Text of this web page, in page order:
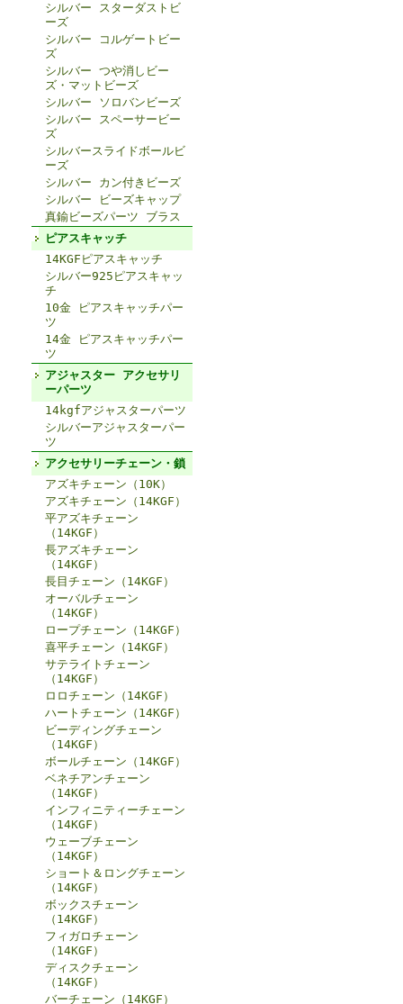
シルバー スターダストビ
ーズ
シルバー コルゲートビー
ズ
シルバー つや消しビー
ズ・マットビーズ
シルバー ソロバンビーズ
シルバー スペーサービー
ズ
シルバースライドボールビ
ーズ
シルバー カン付きビーズ
シルバー ビーズキャップ
真鍮ビーズパーツ ブラス
ピアスキャッチ
14KGFピアスキャッチ
シルバー925ピアスキャッ
チ
10金 ピアスキャッチパー
ツ
14金 ピアスキャッチパー
ツ
アジャスター アクセサリ
ーパーツ
14kgfアジャスターパーツ
シルバーアジャスターパー
ツ
アクセサリーチェーン・鎖
アズキチェーン（10K）
アズキチェーン（14KGF）
平アズキチェーン
（14KGF）
長アズキチェーン
（14KGF）
長目チェーン（14KGF）
オーバルチェーン
（14KGF）
ロープチェーン（14KGF）
喜平チェーン（14KGF）
サテライトチェーン
（14KGF）
ロロチェーン（14KGF）
ハートチェーン（14KGF）
ビーディングチェーン
（14KGF）
ボールチェーン（14KGF）
ベネチアンチェーン
（14KGF）
インフィニティーチェーン
（14KGF）
ウェーブチェーン
（14KGF）
ショート＆ロングチェーン
（14KGF）
ボックスチェーン
（14KGF）
フィガロチェーン
（14KGF）
ディスクチェーン
（14KGF）
バーチェーン（14KGF）